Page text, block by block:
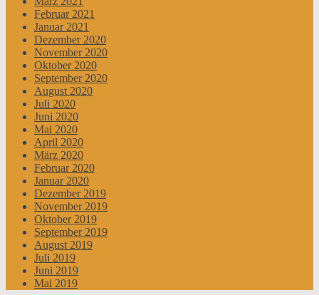
Februar 2021
Januar 2021
Dezember 2020
November 2020
Oktober 2020
September 2020
August 2020
Juli 2020
Juni 2020
Mai 2020
April 2020
März 2020
Februar 2020
Januar 2020
Dezember 2019
November 2019
Oktober 2019
September 2019
August 2019
Juli 2019
Juni 2019
Mai 2019